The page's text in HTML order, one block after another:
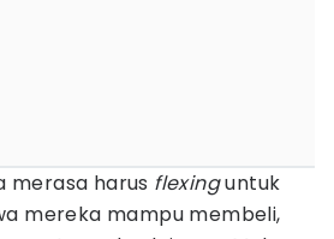
merasa harus flexinguntuk
mereka mampu membeli,